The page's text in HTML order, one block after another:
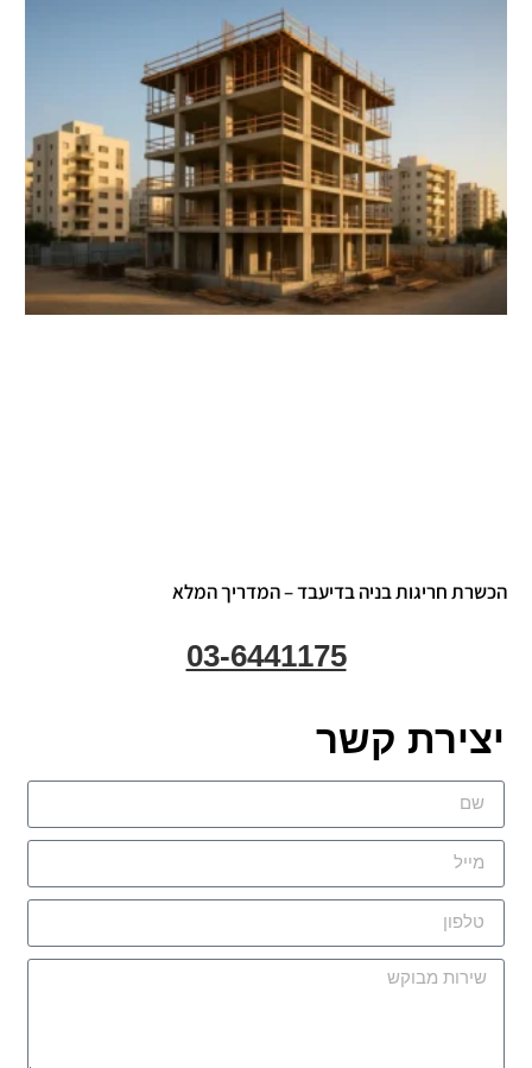
הכשרת חריגות בניה בדיעבד – המדריך המלא
03-6441175
יצירת קשר